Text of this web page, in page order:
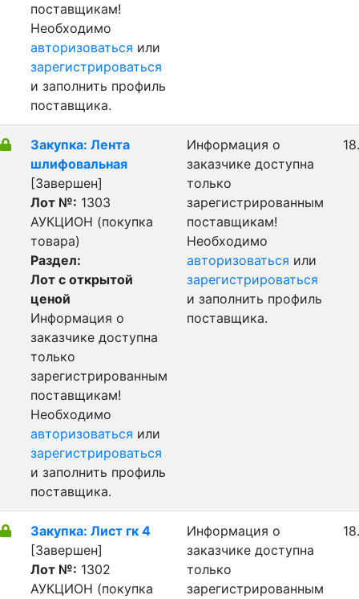
поставщикам!
Необходимо
авторизоваться или
зарегистрироваться
и заполнить профиль
поставщика.
Закупка: Лента
шлифовальная
[Завершен]
Лот №: 1303
АУКЦИОН (покупка
товара)
Раздел:
Лот с открытой
ценой
Информация о
заказчике доступна
только
зарегистрированным
поставщикам!
Необходимо
авторизоваться или
зарегистрироваться
и заполнить профиль
поставщика.
Информация о
заказчике доступна
только
зарегистрированным
поставщикам!
Необходимо
авторизоваться или
зарегистрироваться
и заполнить профиль
поставщика.
Закупка: Лист гк 4
[Завершен]
Лот №: 1302
АУКЦИОН (покупка
Информация о
заказчике доступна
только
зарегистрированным